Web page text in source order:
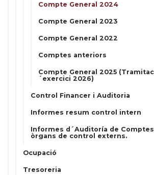
Compte General 2024
Compte General 2023
Compte General 2022
Comptes anteriors
Compte General 2025
´exercici 2026)
Control Financer i Auditoria
Informes resum control intern
Informes d´Auditoría de
òrgans de control externs.
Ocupació
Tresoreria